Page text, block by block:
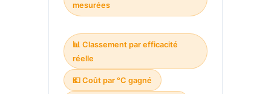
mesurées
📊 Classement par efficacité
réelle
💶 Coût par °C gagné